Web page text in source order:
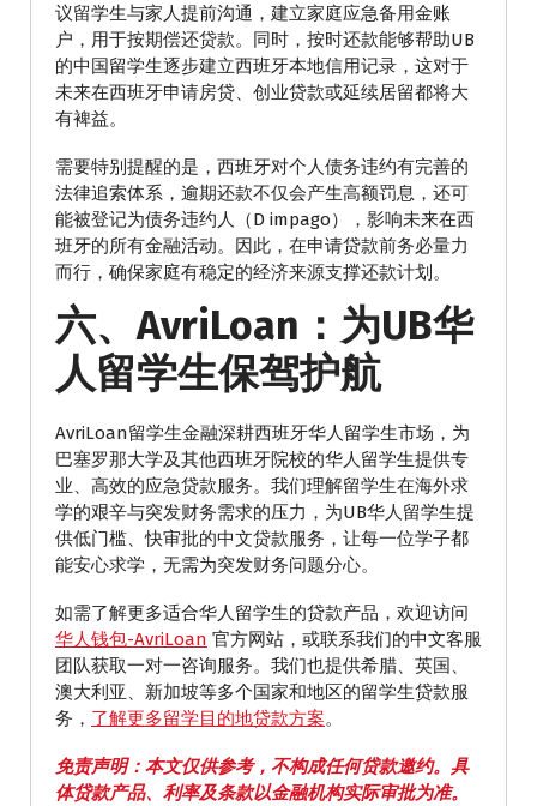
议留学生与家人提前沟通，建立家庭应急备用金账
户，用于按期偿还贷款。同时，按时还款能够帮助UB
的中国留学生逐步建立西班牙本地信用记录，这对于
未来在西班牙申请房贷、创业贷款或延续居留都将大
有裨益。
需要特别提醒的是，西班牙对个人债务违约有完善的
法律追索体系，逾期还款不仅会产生高额罚息，还可
能被登记为债务违约人（D impago），影响未来在西
班牙的所有金融活动。因此，在申请贷款前务必量力
而行，确保家庭有稳定的经济来源支撑还款计划。
六、AvriLoan：为UB华
人留学生保驾护航
AvriLoan留学生金融深耕西班牙华人留学生市场，为
巴塞罗那大学及其他西班牙院校的华人留学生提供专
业、高效的应急贷款服务。我们理解留学生在海外求
学的艰辛与突发财务需求的压力，为UB华人留学生提
供低门槛、快审批的中文贷款服务，让每一位学子都
能安心求学，无需为突发财务问题分心。
如需了解更多适合华人留学生的贷款产品，欢迎访问
华人钱包-AvriLoan 官方网站，或联系我们的中文客服
团队获取一对一咨询服务。我们也提供希腊、英国、
澳大利亚、新加坡等多个国家和地区的留学生贷款服
务， 了解更多留学目的地贷款方案。
免责声明：本文仅供参考，不构成任何贷款邀约。具
体贷款产品、利率及条款以金融机构实际审批为准。